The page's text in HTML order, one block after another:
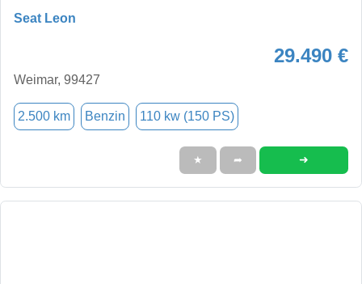
Seat Leon
29.490 €
Weimar, 99427
2.500 km Benzin 110 kw (150 PS)
★ ➦ ➜